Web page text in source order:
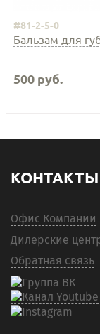
#81-2-5-0
Бальзам для
500 руб.
КОНТАКТЫ
Офис Компании
Дилерские
Обратная связь